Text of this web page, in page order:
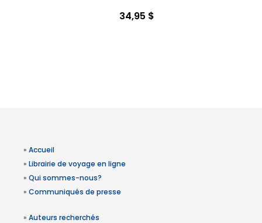
34,95 $
» Accueil
» Librairie de voyage en ligne
» Qui sommes-nous?
» Communiqués de presse
» Auteurs recherchés